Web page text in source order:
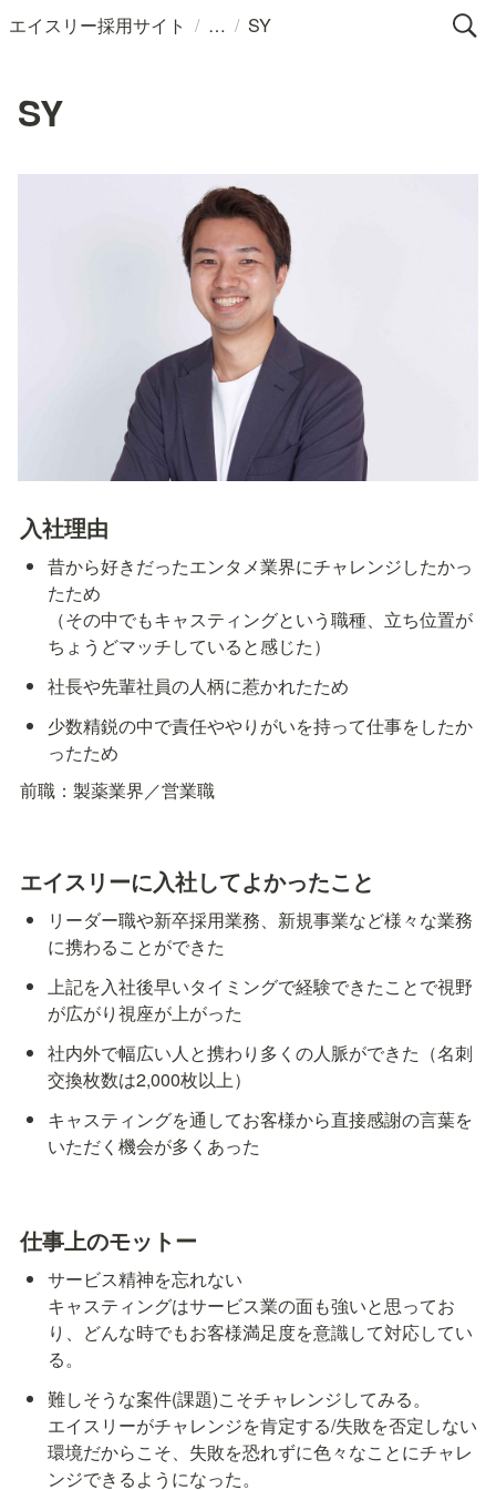
エイスリー採用サイト / / SY
SY
入社理由
昔から好きだったエンタメ業界にチャレンジしたかっ
たため
（その中でもキャスティングという職種、立ち位置が
ちょうどマッチしていると感じた）
社長や先輩社員の人柄に惹かれたため
少数精鋭の中で責任ややりがいを持って仕事をしたか
ったため
前職：製薬業界／営業職
エイスリーに入社してよかったこと
リーダー職や新卒採用業務、新規事業など様々な業務
に携わることができた
上記を入社後早いタイミングで経験できたことで視野
が広がり視座が上がった
社内外で幅広い人と携わり多くの人脈ができた（名刺
交換枚数は2,000枚以上）
キャスティングを通してお客様から直接感謝の言葉を
いただく機会が多くあった
仕事上のモットー
サービス精神を忘れない
キャスティングはサービス業の面も強いと思ってお
り、どんな時でもお客様満足度を意識して対応してい
る。
難しそうな案件(課題)こそチャレンジしてみる。
エイスリーがチャレンジを肯定する/失敗を否定しない
環境だからこそ、失敗を恐れずに色々なことにチャレ
ンジできるようになった。